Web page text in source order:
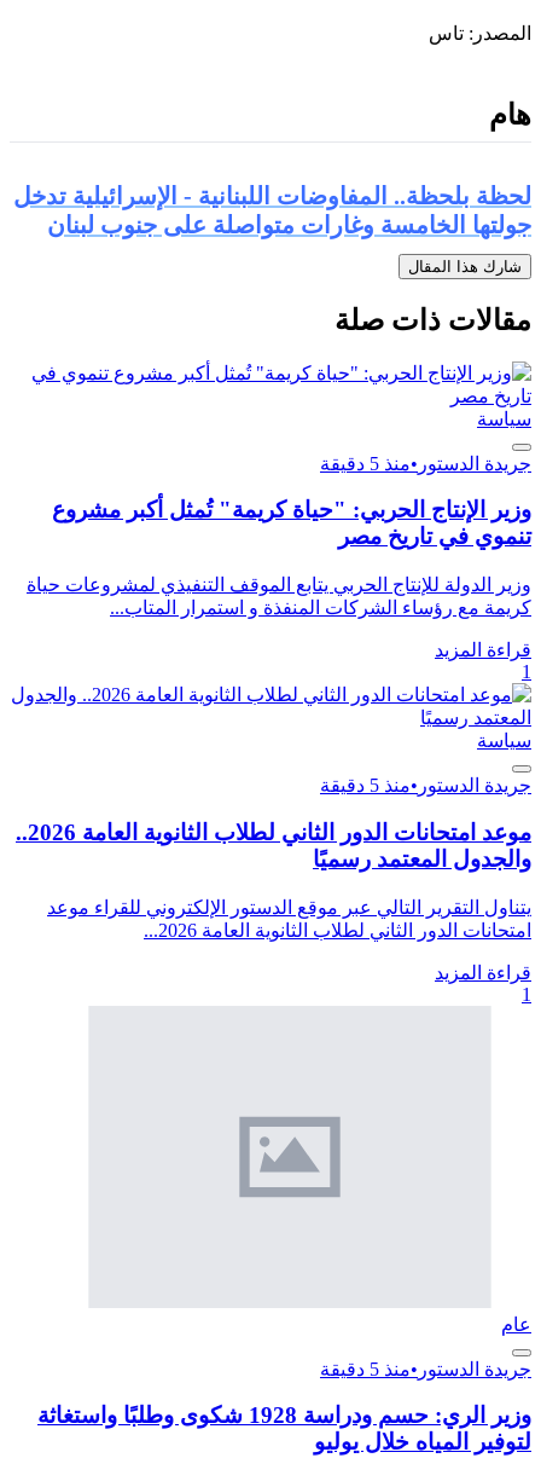
المصدر: تاس
هام
لحظة بلحظة.. المفاوضات اللبنانية - الإسرائيلية تدخل
جولتها الخامسة وغارات متواصلة على جنوب لبنان
شارك هذا المقال
مقالات ذات صلة
سياسة
جريدة الدستور •منذ 5 دقيقة
وزير الإنتاج الحربي: "حياة كريمة" تُمثل أكبر مشروع
تنموي في تاريخ مصر
وزير الدولة للإنتاج الحربي يتابع الموقف التنفيذي لمشروعات حياة
كريمة مع رؤساء الشركات المنفذة و استمرار المتاب...
قراءة المزيد
1
سياسة
جريدة الدستور •منذ 5 دقيقة
موعد امتحانات الدور الثاني لطلاب الثانوية العامة 2026..
والجدول المعتمد رسميًا
يتناول التقرير التالي عبر موقع الدستور الإلكتروني للقراء موعد
امتحانات الدور الثاني لطلاب الثانوية العامة 2026...
قراءة المزيد
1
عام
جريدة الدستور •منذ 5 دقيقة
وزير الري: حسم ودراسة 1928 شكوى وطلبًا واستغاثة
لتوفير المياه خلال يوليو